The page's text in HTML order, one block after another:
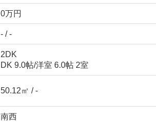
0万円
- / -
2DK
DK 9.0帖/洋室 6.0帖 2室
50.12㎡ / -
南西